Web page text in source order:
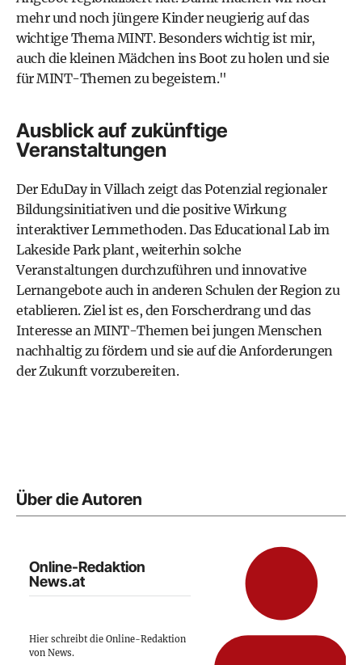
mehr und noch jüngere Kinder neugierig auf das
wichtige Thema MINT. Besonders wichtig ist mir,
auch die kleinen Mädchen ins Boot zu holen und sie
für MINT-Themen zu begeistern."
Ausblick auf zukünftige
Veranstaltungen
Der EduDay in Villach zeigt das Potenzial regionaler
Bildungsinitiativen und die positive Wirkung
interaktiver Lernmethoden. Das Educational Lab im
Lakeside Park plant, weiterhin solche
Veranstaltungen durchzuführen und innovative
Lernangebote auch in anderen Schulen der Region zu
etablieren. Ziel ist es, den Forscherdrang und das
Interesse an MINT-Themen bei jungen Menschen
nachhaltig zu fördern und sie auf die Anforderungen
der Zukunft vorzubereiten.
Über die Autoren
Online-Redaktion
News.at
Hier schreibt die Online-Redaktion
von News.